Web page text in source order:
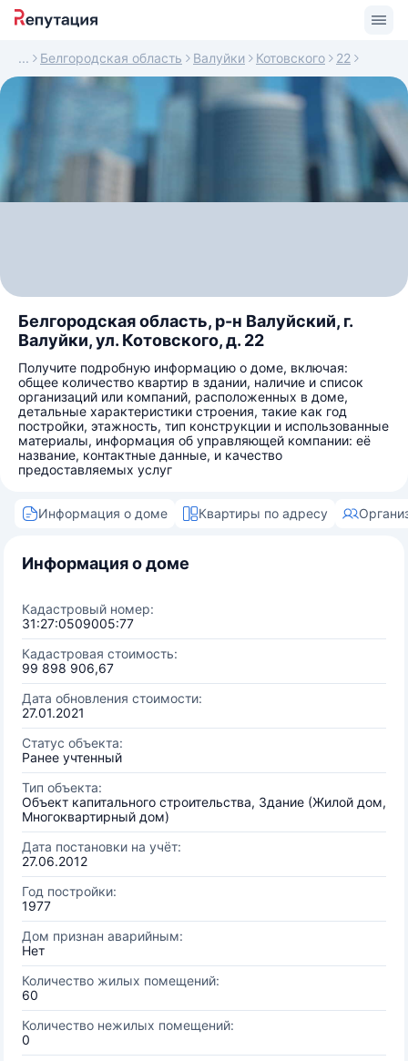
Белгородская область Валуйки Котовского 22
Белгородская область, р-н Валуйский, г.
Валуйки, ул. Котовского, д. 22
Получите подробную информацию о доме, включая:
общее количество квартир в здании, наличие и список
организаций или компаний, расположенных в доме,
детальные характеристики строения, такие как год
постройки, этажность, тип конструкции и использованные
материалы, информация об управляющей компании: её
название, контактные данные, и качество
предоставляемых услуг
Информация о доме Квартиры по адресу
Информация о доме
Кадастровый номер:
31:27:0509005:77
Кадастровая стоимость:
99 898 906,67
Дата обновления стоимости:
27.01.2021
Статус объекта:
Ранее учтенный
Тип объекта:
Объект капитального строительства, Здание (Жилой дом,
Многоквартирный дом)
Дата постановки на учёт:
27.06.2012
Год постройки:
1977
Дом признан аварийным:
Нет
Количество жилых помещений:
60
Количество нежилых помещений:
0